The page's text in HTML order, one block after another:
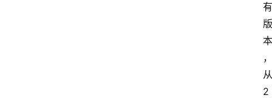
有
版
本
，
从
2